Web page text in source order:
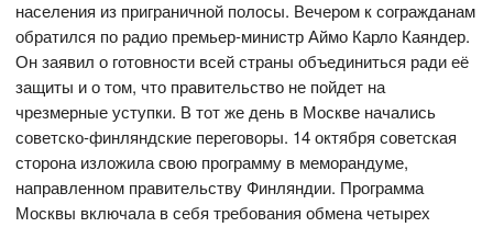
населения из приграничной полосы. Вечером к согражданам
обратился по радио премьер-министр Аймо Карло Каяндер.
Он заявил о готовности всей страны объединиться ради её
защиты и о том, что правительство не пойдет на
чрезмерные уступки. В тот же день в Москве начались
советско-финляндские переговоры. 14 октября советская
сторона изложила свою программу в меморандуме,
направленном правительству Финляндии. Программа
Москвы включала в себя требования обмена четырех